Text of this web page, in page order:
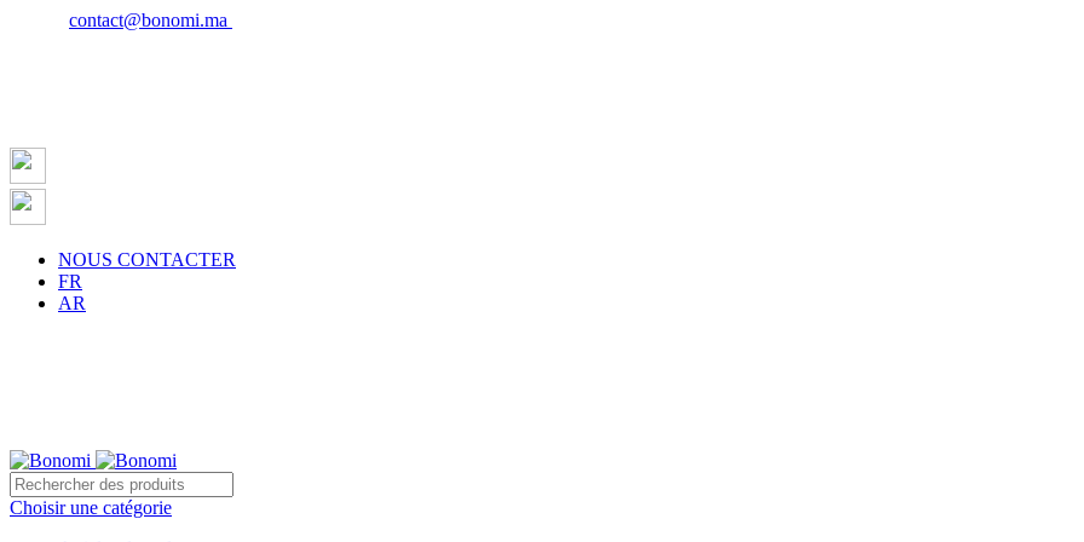
contact@bonomi.ma
NOUS CONTACTER
FR
AR
Choisir une catégorie